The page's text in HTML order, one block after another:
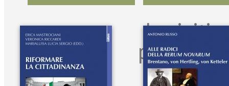
Iscriviti
per
sulle